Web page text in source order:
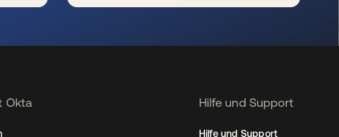
Okta Hilfe und Support
Hilfe und Support